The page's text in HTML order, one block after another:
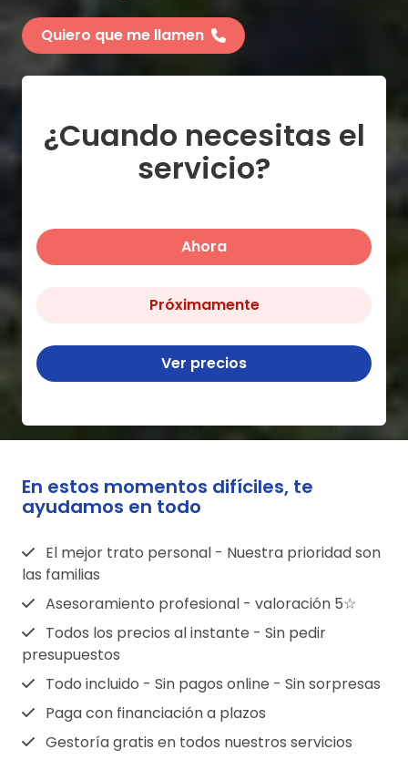
Quiero que me llamen
¿Cuando necesitas el
servicio?
Ahora
Próximamente
Ver precios
En estos momentos difíciles, te
ayudamos en todo
El mejor trato personal - Nuestra prioridad son
las familias
Asesoramiento profesional - valoración 5☆
Todos los precios al instante - Sin pedir
presupuestos
Todo incluido - Sin pagos online - Sin sorpresas
Paga con financiación a plazos
Gestoría gratis en todos nuestros servicios